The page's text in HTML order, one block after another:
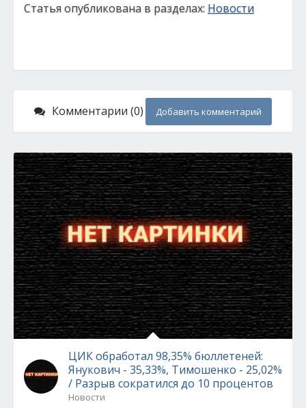
Статья опубликована в разделах: Новости
Комментарии (0) Добавить комментарий
ЦИК обработал 98,35% бюллетеней:
Янукович - 35,33%, Тимошенко - 25,02%
/ Разрыв сократился до 10 процентов
Новости